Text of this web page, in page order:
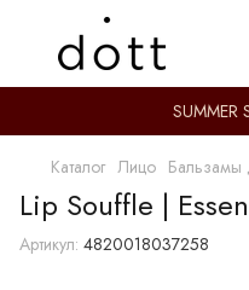
Каталог Лицо Бальзамы
Lip Souffle |
Артикул: 4820018037258